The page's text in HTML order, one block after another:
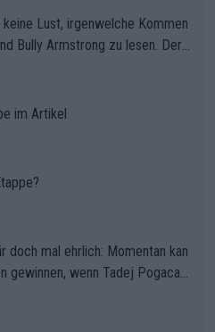
Lust, irgenwelche Kommen
Bully Armstrong zu lesen. Der
im Artikel
doch mal ehrlich: Momentan kan
gewinnen, wenn Tadej Pogacar